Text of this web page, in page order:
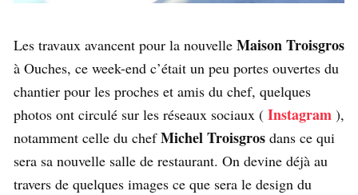
Les travaux avancent pour la nouvelle Maison Troisgros
à Ouches, ce week-end c’était un peu portes ouvertes du
chantier pour les proches et amis du chef, quelques
photos ont circulé sur les réseaux sociaux ( Instagram ),
notamment celle du chefMichel Troisgros dans ce qui
sera sa nouvelle salle de restaurant. On devine déjà au
travers de quelques images ce que sera le design du